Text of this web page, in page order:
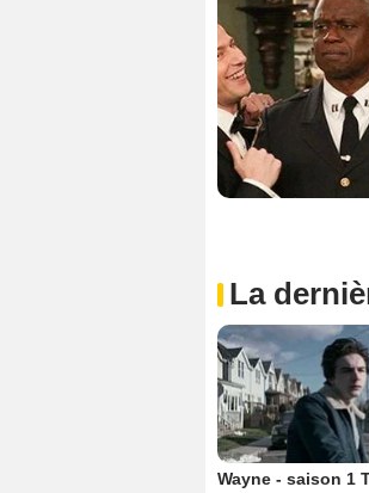
La
Wayne - saison 1